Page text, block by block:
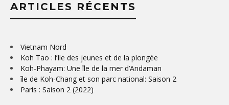
ARTICLES RÉCENTS
Vietnam Nord
Koh Tao : l’Ile des jeunes et de la plongée
Koh-Phayam: Une île de la mer d’Andaman
île de Koh-Chang et son parc national: Saison 2
Paris : Saison 2 (2022)